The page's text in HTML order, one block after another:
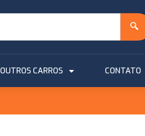
OUTROS CARROS CONTATO